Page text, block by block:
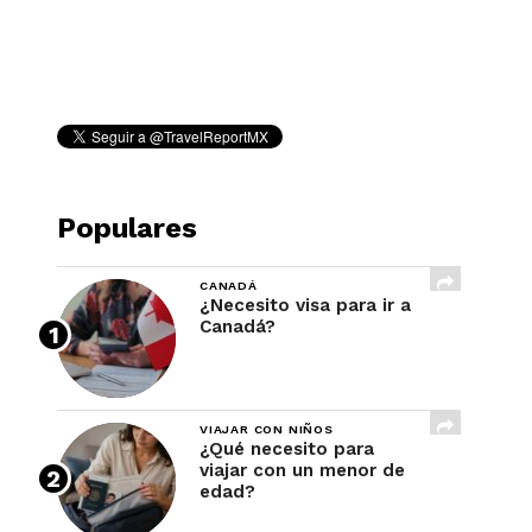
Populares
CANADÁ
¿Necesito visa para ir a
Canadá?
VIAJAR CON NIÑOS
¿Qué necesito para
viajar con un menor de
edad?